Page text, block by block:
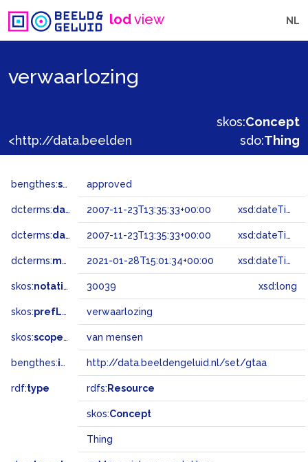
lodview NL
verwaarlozing
skos:Concept
sdo:Thing
bengthes:status approved
dcterms:dateAccepted 2007-11-23T13:35:33+00:00 xsd:dateTime
dcterms:dateSubmitted 2007-11-23T13:35:33+00:00 xsd:dateTime
dcterms:modified 2021-01-28T15:01:34+00:00 xsd:dateTime
skos:notation 30039 xsd:long
skos:prefLabel verwaarlozing
skos:scopeNote van mensen
bengthes:inSet http://data.beeldengeluid.nl/set/gtaa
rdf:type rdfs: Resource
skos:Concept
Thing